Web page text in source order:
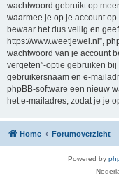
wachtwoord gebruikt op
waarmee je op je account op
bewaar het dus veilig en
https://www.weetjewel.nl”,
wachtwoord van je account
vergeten”-optie gebruiken
gebruikersnaam en e-
phpBB-software een nieuw
het e-mailadres, zodat je je
Home Forumoverzicht
Powered by